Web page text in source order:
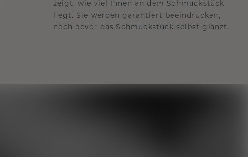
zeigt, wie viel Ihnen an dem Schmuckstück
liegt. Sie werden garantiert beeindrucken,
noch bevor das Schmuckstück selbst glänzt.